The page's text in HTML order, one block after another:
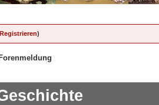
Registrieren)
Forenmeldung